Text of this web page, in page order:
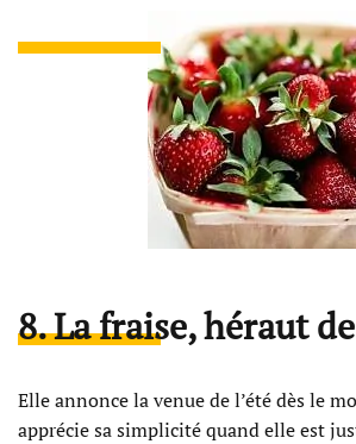
8. La fraise, héraut
Elle annonce la venue de l’été dès le
apprécie sa simplicité quand elle est